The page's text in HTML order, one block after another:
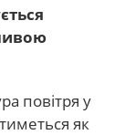
повітря у
як